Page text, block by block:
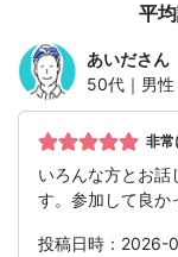
平
あいださん
50代｜男性
非常
いろんな方とお話
す。参加して良か
投稿日時：2026-